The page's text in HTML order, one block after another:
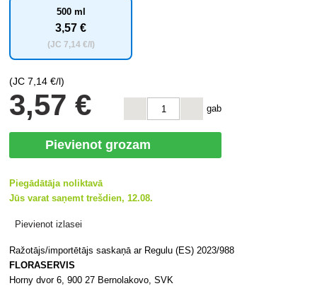
500 ml
3,57 €
(JC 7,14 €/l)
(JC7,14 €/l)
3,57 € gab
Pievienot grozam
Piegādātāja noliktavā
Jūs varat saņemt trešdien, 12.08.
Pievienot izlasei
Ražotājs/importētājs saskaņā ar Regulu (ES) 2023/988
FLORASERVIS
Horny dvor 6, 900 27 Bernolakovo, SVK